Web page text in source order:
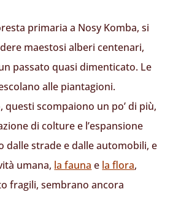
primaria a Nosy Komba, si
maestosi alberi centenari,
passato quasi dimenticato. Le
alle piantagioni.
questi scompaiono un po’ di più,
di colture e l’espansione
dalle strade e dalle automobili, e
umana, la fauna e la flora,
fragili, sembrano ancora